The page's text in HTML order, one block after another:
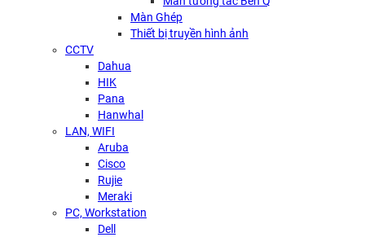
Màn Ghép
Thiết bị truyền hình ảnh
CCTV
Dahua
HIK
Pana
Hanwhal
LAN, WIFI
Aruba
Cisco
Rujie
Meraki
PC, Workstation
Dell